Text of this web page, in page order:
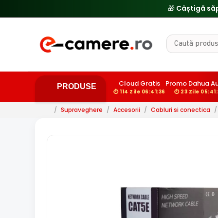
🎁 Câștigă
PRODUSE Cloud Gratis
⏱ 114 Zile 06:41:35
Promo Dahua
⏱ 23 Zile
/ Supraveghere / Accesorii / Cabluri si conectica /